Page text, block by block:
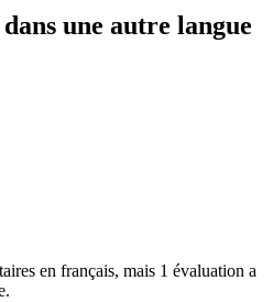
une autre langue
en français, mais 1 évaluation a